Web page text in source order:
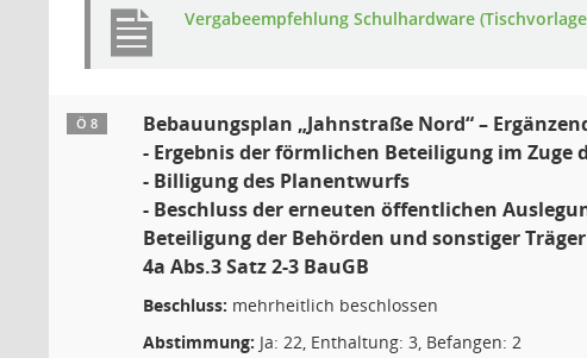
Vergabeempfehlung Schulhardware
Ö 8
Bebauungsplan „Jahnstraße Nord“ –
- Ergebnis der förmlichen Beteiligung im Zuge
- Billigung des Planentwurfs
- Beschluss der erneuten öffentlichen
Beteiligung der Behörden und sonstiger
4a Abs.3 Satz 2-3 BauGB
Beschluss: mehrheitlich beschlossen
Abstimmung: Ja: 22, Enthaltung: 3, Befangen: 2